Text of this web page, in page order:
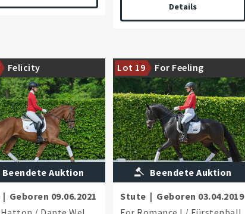
Details
Felicity
Ausbildungspferd mit
Beendete Auktion
| Geboren 09.06.2021
Lot 19 For Feeling
Turniersportlich erfolgreiches
Umsteigerpferd
Beendete Auktion
Stute | Geboren 03.04.2019